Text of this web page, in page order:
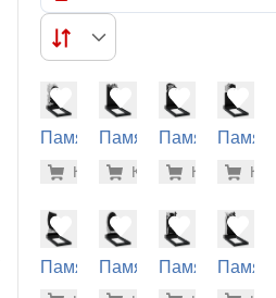
Памятник
гранита
-7% 57.000
Купить
Памятник
гранита
-7%
Купить
Памятник
гранита
-
Купить
ПамятникПамятникПамятник